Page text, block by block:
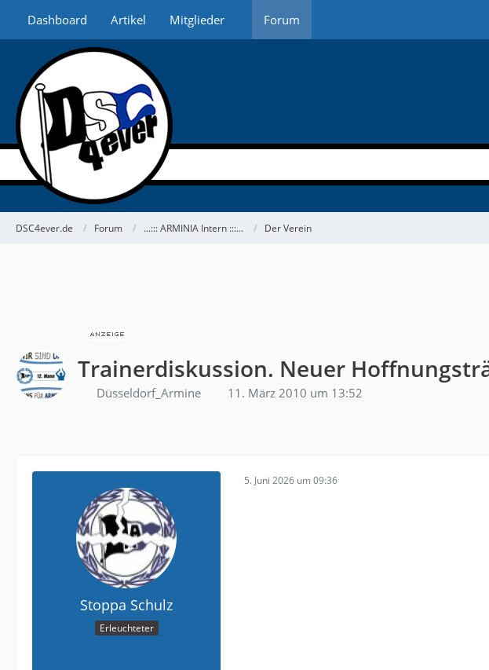
Dashboard Artikel Mitglieder Forum
DSC4ever.de Forum ...::: ARMINIA Intern :::... Der Verein
Trainerdiskussion. Neuer
Düsseldorf_Armine 11. März 2010 um 13:52
Stoppa Schulz
Erleuchteter
5. Juni 2026 um 09:36